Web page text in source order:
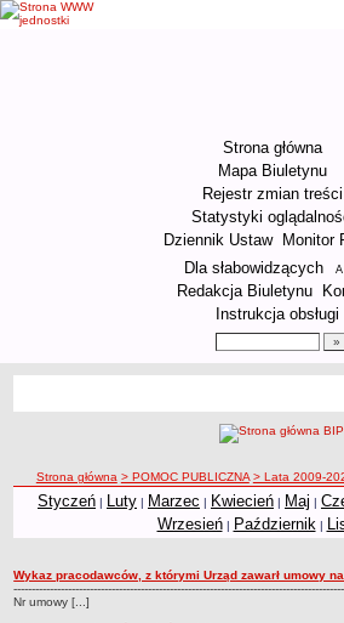
Strona główna
Mapa Biuletynu
Rejestr zmian treści
Statystyki
Dziennik Ustaw
Monitor
Menu dodatkowe
Dla słabowidzących A
Redakcja Biuletynu
Instrukcja obsługi
Struktura organizacyjna
Podstawy prawne działania Urzędu
Godziny pracy Urzędu
Obwieszczenia
DEKLARACJA DOSTĘPNOŚCI
ścieżka nawigacji
Strona główna > POMOC PUBLICZNA > Lata 2009-
Październik
Styczeń | Luty | Marzec | Kwiecień | Maj |
Wrzesień| Październik |
Październik
Wykaz pracodawców, z którymi Urząd zawarł umowy
Nr umowy [...]